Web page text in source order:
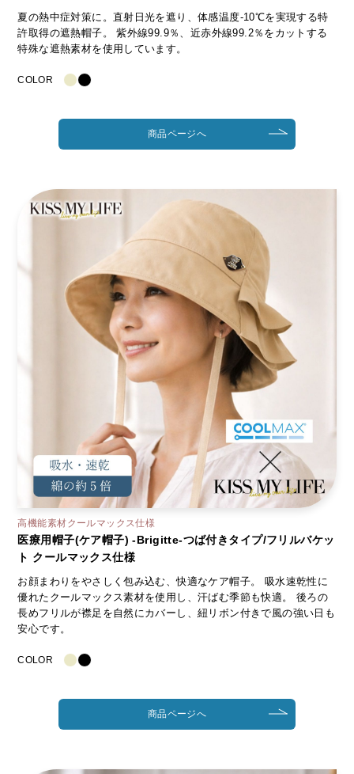
夏の熱中症対策に。直射日光を遮り、体感温度-10℃を実現する特
許取得の遮熱帽子。 紫外線99.9％、近赤外線99.2％をカットする
特殊な遮熱素材を使用しています。
COLOR
商品ページへ
高機能素材クールマックス仕様
医療用帽子(ケア帽子) -Brigitte-つば付きタイプ/フリルバケッ
ト クールマックス仕様
お顔まわりをやさしく包み込む、快適なケア帽子。 吸水速乾性に
優れたクールマックス素材を使用し、汗ばむ季節も快適。 後ろの
長めフリルが襟足を自然にカバーし、紐リボン付きで風の強い日も
安心です。
COLOR
商品ページへ